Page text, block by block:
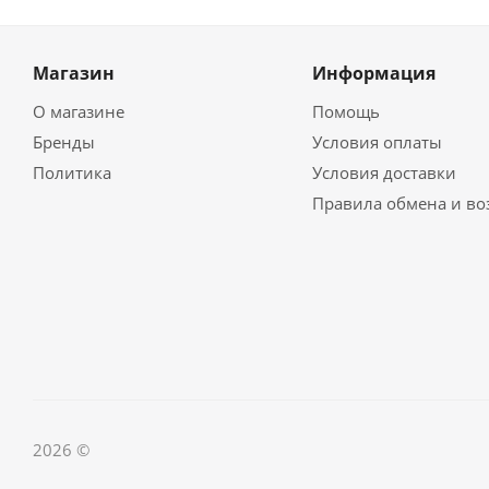
Магазин
О магазине
Бренды
Политика
Информация
Помощь
Условия оплаты
Условия доставки
Правила обмена и
2026 ©